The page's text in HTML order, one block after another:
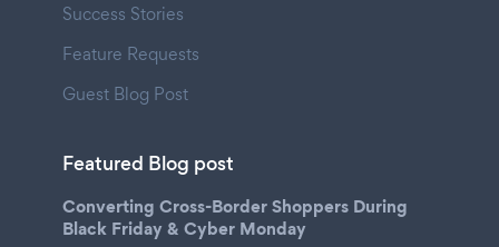
Success Stories
Feature Requests
Guest Blog Post
Featured Blog post
Converting Cross-Border Shoppers During
Black Friday & Cyber Monday